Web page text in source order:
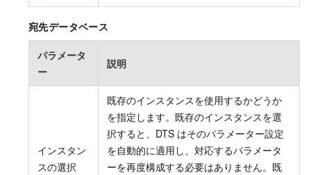
宛先データベース
パラメータ
ー
説明
インスタン
スの選択
既存のインスタンスを使用するかどうか
を指定します。既存のインスタンスを選
択すると、DTS はそのパラメーター設定
を自動的に適用し、対応するパラメータ
ーを再度構成する必要はありません。既